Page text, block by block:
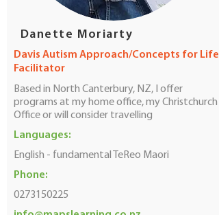
Danette Moriarty
Davis Autism Approach/Concepts for Life
Facilitator
Based in North Canterbury, NZ, I offer
programs at my home office, my Christchurch
Office or will consider travelling
Languages:
English - fundamental TeReo Maori
Phone:
0273150225